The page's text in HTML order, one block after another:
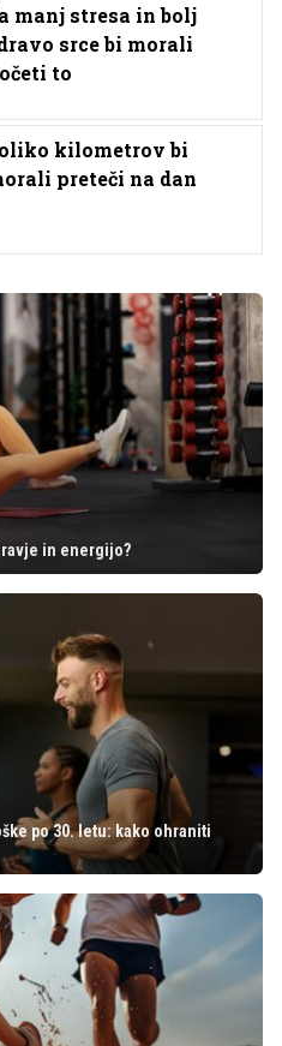
manj stresa in bolj
srce bi morali
to
kilometrov bi
preteči na dan
in energijo?
po 30. letu: kako ohraniti